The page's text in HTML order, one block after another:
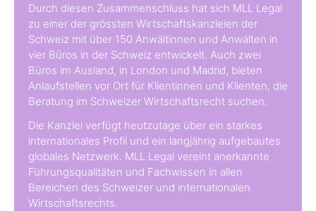
Durch diesen Zusammenschluss hat sich MLL Legal
zu einer der grössten Wirtschaftskanzleien der
Schweiz mit über 150 Anwältinnen und Anwälten in
vier Büros in der Schweiz entwickelt. Auch zwei
Büros im Ausland, in London und Madrid, bieten
Anlaufstellen vor Ort für Klientinnen und Klienten, die
Beratung im Schweizer Wirtschaftsrecht suchen.
Die Kanzlei verfügt heutzutage über ein starkes
internationales Profil und ein langjährig aufgebautes
globales Netzwerk. MLL Legal vereint anerkannte
Führungsqualitäten und Fachwissen in allen
Bereichen des Schweizer und internationalen
Wirtschaftsrechts.